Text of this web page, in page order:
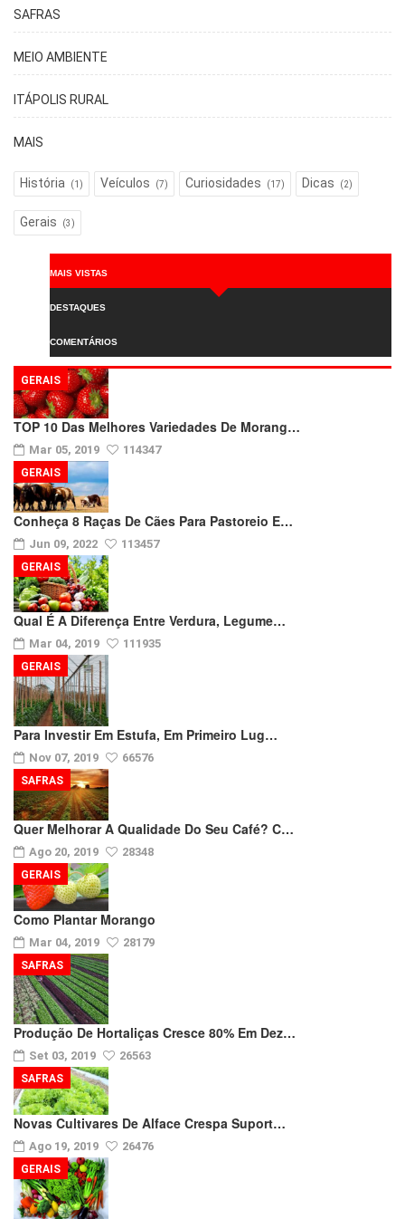
SAFRAS
MEIO AMBIENTE
ITÁPOLIS RURAL
MAIS
História (1) Veículos (7) Curiosidades (17) Dicas (2)
Gerais (3)
MAIS VISTAS
DESTAQUES
COMENTÁRIOS
TOP 10 Das Melhores Variedades De Morang…
Mar 05, 2019 114347
GERAIS
Conheça 8 Raças De Cães Para Pastoreio E…
Jun 09, 2022 113457
GERAIS
Qual É A Diferença Entre Verdura, Legume…
Mar 04, 2019 111935
GERAIS
Para Investir Em Estufa, Em Primeiro Lug…
Nov 07, 2019 66576
GERAIS
Quer Melhorar A Qualidade Do Seu Café? C…
Ago 20, 2019 28348
SAFRAS
Como Plantar Morango
Mar 04, 2019 28179
GERAIS
Produção De Hortaliças Cresce 80% Em Dez…
Set 03, 2019 26563
SAFRAS
Novas Cultivares De Alface Crespa Suport…
Ago 19, 2019 26476
SAFRAS
GERAIS